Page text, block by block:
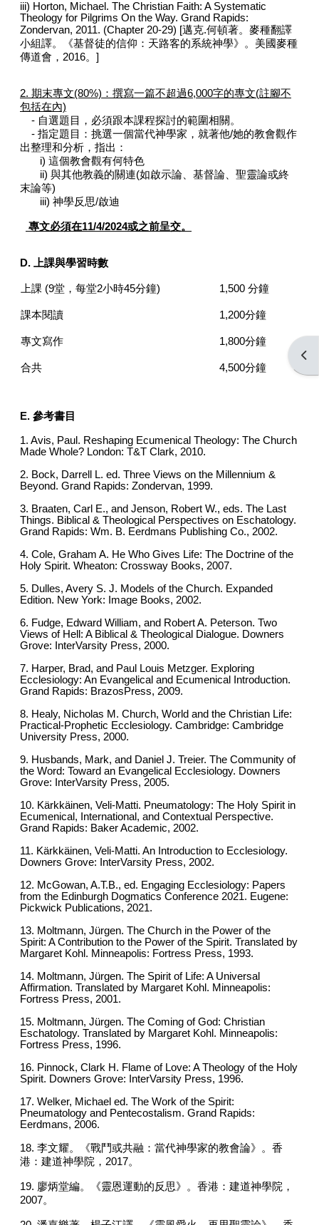
iii) Horton, Michael. The Christian Faith: A Systematic
Theology for Pilgrims On the Way. Grand Rapids:
Zondervan, 2011. (Chapter 20-29) [邁克.何頓著。麥種翻譯
小組譯。《基督徒的信仰：天路客的系統神學》。美國麥種
傳道會，2016。]
2. 期末專文(80%)：撰寫一篇不超過6,000字的專文(註腳不
包括在內)
- 自選題目，必須跟本課程探討的範圍相關。
- 指定題目：挑選一個當代神學家，就著他/她的教會觀作
出整理和分析，指出：
i) 這個教會觀有何特色
ii) 與其他教義的關連(如啟示論、基督論、聖靈論或終
末論等)
iii) 神學反思/啟迪
專文必須在11/4/2024或之前呈交。
D. 上課與學習時數
上課 (9堂，每堂2小時45分鐘) 1,500 分鐘
課本閱讀 1,200分鐘
專文寫作 1,800分鐘
合共 4,500分鐘
E. 參考書目
1. Avis, Paul. Reshaping Ecumenical Theology: The Church
Made Whole? London: T&T Clark, 2010.
2. Bock, Darrell L. ed. Three Views on the Millennium &
Beyond. Grand Rapids: Zondervan, 1999.
3. Braaten, Carl E., and Jenson, Robert W., eds. The Last
Things. Biblical & Theological Perspectives on Eschatology.
Grand Rapids: Wm. B. Eerdmans Publishing Co., 2002.
4. Cole, Graham A. He Who Gives Life: The Doctrine of the
Holy Spirit. Wheaton: Crossway Books, 2007.
5. Dulles, Avery S. J. Models of the Church. Expanded
Edition. New York: Image Books, 2002.
6. Fudge, Edward William, and Robert A. Peterson. Two
Views of Hell: A Biblical & Theological Dialogue. Downers
Grove: InterVarsity Press, 2000.
7. Harper, Brad, and Paul Louis Metzger. Exploring
Ecclesiology: An Evangelical and Ecumenical Introduction.
Grand Rapids: BrazosPress, 2009.
8. Healy, Nicholas M. Church, World and the Christian Life:
Practical-Prophetic Ecclesiology. Cambridge: Cambridge
University Press, 2000.
9. Husbands, Mark, and Daniel J. Treier. The Community of
the Word: Toward an Evangelical Ecclesiology. Downers
Grove: InterVarsity Press, 2005.
10. Kärkkäinen, Veli-Matti. Pneumatology: The Holy Spirit in
Ecumenical, International, and Contextual Perspective.
Grand Rapids: Baker Academic, 2002.
11. Kärkkäinen, Veli-Matti. An Introduction to Ecclesiology.
Downers Grove: InterVarsity Press, 2002.
12. McGowan, A.T.B., ed. Engaging Ecclesiology: Papers
from the Edinburgh Dogmatics Conference 2021. Eugene:
Pickwick Publications, 2021.
13. Moltmann, Jürgen. The Church in the Power of the
Spirit: A Contribution to the Power of the Spirit. Translated by
Margaret Kohl. Minneapolis: Fortress Press, 1993.
14. Moltmann, Jürgen. The Spirit of Life: A Universal
Affirmation. Translated by Margaret Kohl. Minneapolis:
Fortress Press, 2001.
15. Moltmann, Jürgen. The Coming of God: Christian
Eschatology. Translated by Margaret Kohl. Minneapolis:
Fortress Press, 1996.
16. Pinnock, Clark H. Flame of Love: A Theology of the Holy
Spirit. Downers Grove: InterVarsity Press, 1996.
17. Welker, Michael ed. The Work of the Spirit:
Pneumatology and Pentecostalism. Grand Rapids:
Eerdmans, 2006.
18. 李文耀。《戰鬥或共融：當代神學家的教會論》。香
港：建道神學院，2017。
19. 廖炳堂編。《靈恩運動的反思》。香港：建道神學院，
2007。